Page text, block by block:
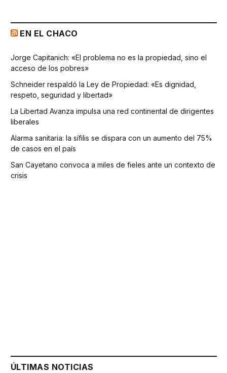
EN EL CHACO
Jorge Capitanich: «El problema no es la propiedad, sino el
acceso de los pobres»
Schneider respaldó la Ley de Propiedad: «Es dignidad,
respeto, seguridad y libertad»
La Libertad Avanza impulsa una red continental de dirigentes
liberales
Alarma sanitaria: la sífilis se dispara con un aumento del 75%
de casos en el país
San Cayetano convoca a miles de fieles ante un contexto de
crisis
ÚLTIMAS NOTICIAS